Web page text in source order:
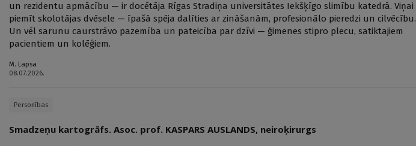
un rezidentu apmācību — ir docētāja Rīgas Stradiņa universitātes Iekšķīgo slimību katedrā. Viņai
piemīt skolotājas dvēsele — īpašā spēja dalīties ar zināšanām, profesionālo pieredzi un cilvēcību.
Un vēl sarunu caurstrāvo pazemība un pateicība par dzīvi — ģimenes stipro plecu, satiktajiem
pacientiem un kolēģiem.
M. Lapsa
08.07.2026.
Personības
Smadzeņu kartogrāfs. Asoc. prof. KASPARS AUSLANDS, neiroķirurgs